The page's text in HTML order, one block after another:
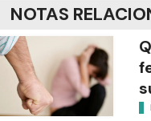
NOTAS